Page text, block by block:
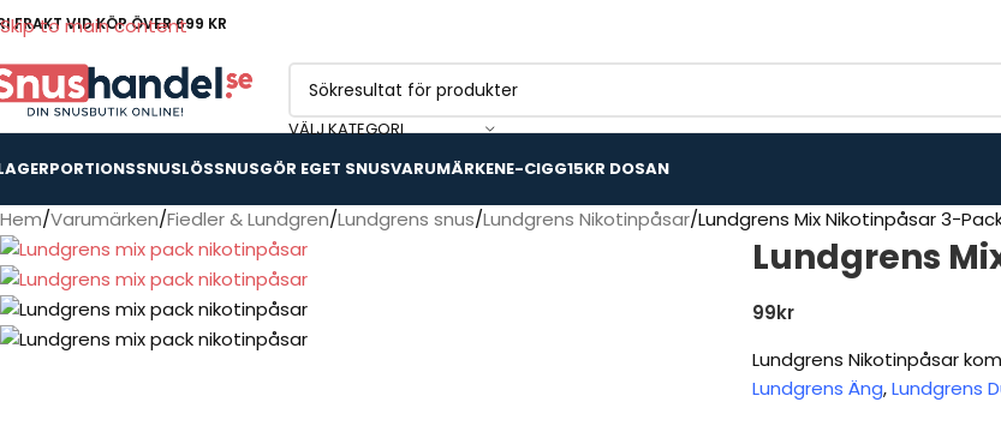
Skip to main content
FRAKT VID KÖP ÖVER 699 KR
VÄLJ KATEGORI
PORTIONSSNUSLÖSSNUSGÖR EGET SNUSVARUMÄRKENE-CIGG15KR DOSAN
Hem Varumärken Fiedler & Lundgren Lundgrens snus Lundgrens Nikotinpåsar Lundgrens Mix Nikotinpåsar 3-
Lundgrens
99kr
Lundgrens Nikotinpåsar
Lundgrens Äng,Lundgrens